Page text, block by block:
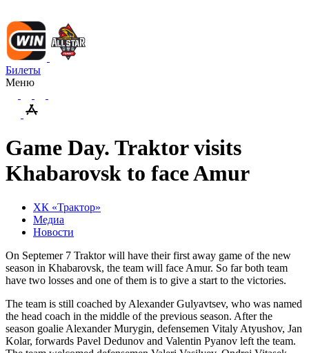
Билеты
Меню
Game Day. Traktor visits
Khabarovsk to face Amur
ХК «Трактор»
Медиа
Новости
On Septemer 7 Traktor will have their first away game of the new
season in Khabarovsk, the team will face Amur. So far both team
have two losses and one of them is to give a start to the victories.
The team is still coached by Alexander Gulyavtsev, who was named
the head coach in the middle of the previous season. After the
season goalie Alexander Murygin, defensemen Vitaly Atyushov, Jan
Kolar, forwards Pavel Dedunov and Valentin Pyanov left the team.